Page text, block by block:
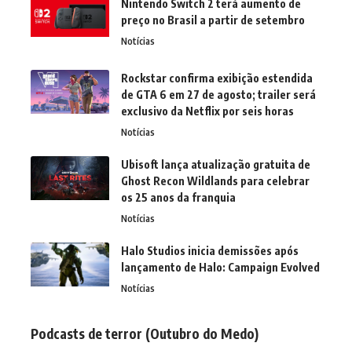
Nintendo Switch 2 terá aumento de
preço no Brasil a partir de setembro
Notícias
Rockstar confirma exibição estendida
de GTA 6 em 27 de agosto; trailer será
exclusivo da Netflix por seis horas
Notícias
Ubisoft lança atualização gratuita de
Ghost Recon Wildlands para celebrar
os 25 anos da franquia
Notícias
Halo Studios inicia demissões após
lançamento de Halo: Campaign Evolved
Notícias
Podcasts de terror (Outubro do Medo)